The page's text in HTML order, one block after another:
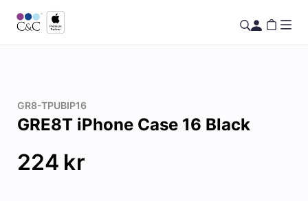
GR8-TPUBIP16
GRE8T iPhone Case 16 Black
224 kr